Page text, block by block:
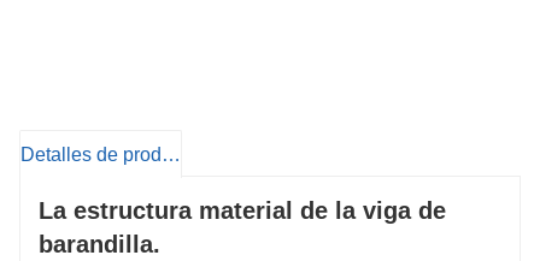
Detalles de producto
La estructura material de la viga de
barandilla.